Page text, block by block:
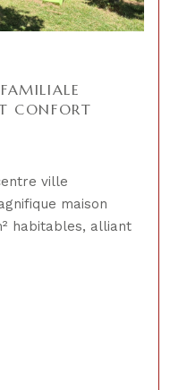
CONFORT
ville
maison
habitables, alliant